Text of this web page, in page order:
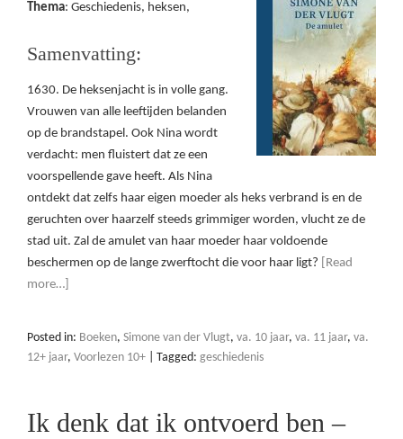
Thema: Geschiedenis, heksen,
Samenvatting:
1630. De heksenjacht is in volle gang.
Vrouwen van alle leeftijden belanden
op de brandstapel. Ook Nina wordt
verdacht: men fluistert dat ze een
voorspellende gave heeft. Als Nina
ontdekt dat zelfs haar eigen moeder als heks verbrand is en de
geruchten over haarzelf steeds grimmiger worden, vlucht ze de
stad uit. Zal de amulet van haar moeder haar voldoende
beschermen op de lange zwerftocht die voor haar ligt?
[Read
more…]
Posted in: Boeken, Simone van der Vlugt, va. 10 jaar, va. 11 jaar, va.
12+ jaar, Voorlezen 10+ Tagged: geschiedenis
Ik denk dat ik ontvoerd ben –